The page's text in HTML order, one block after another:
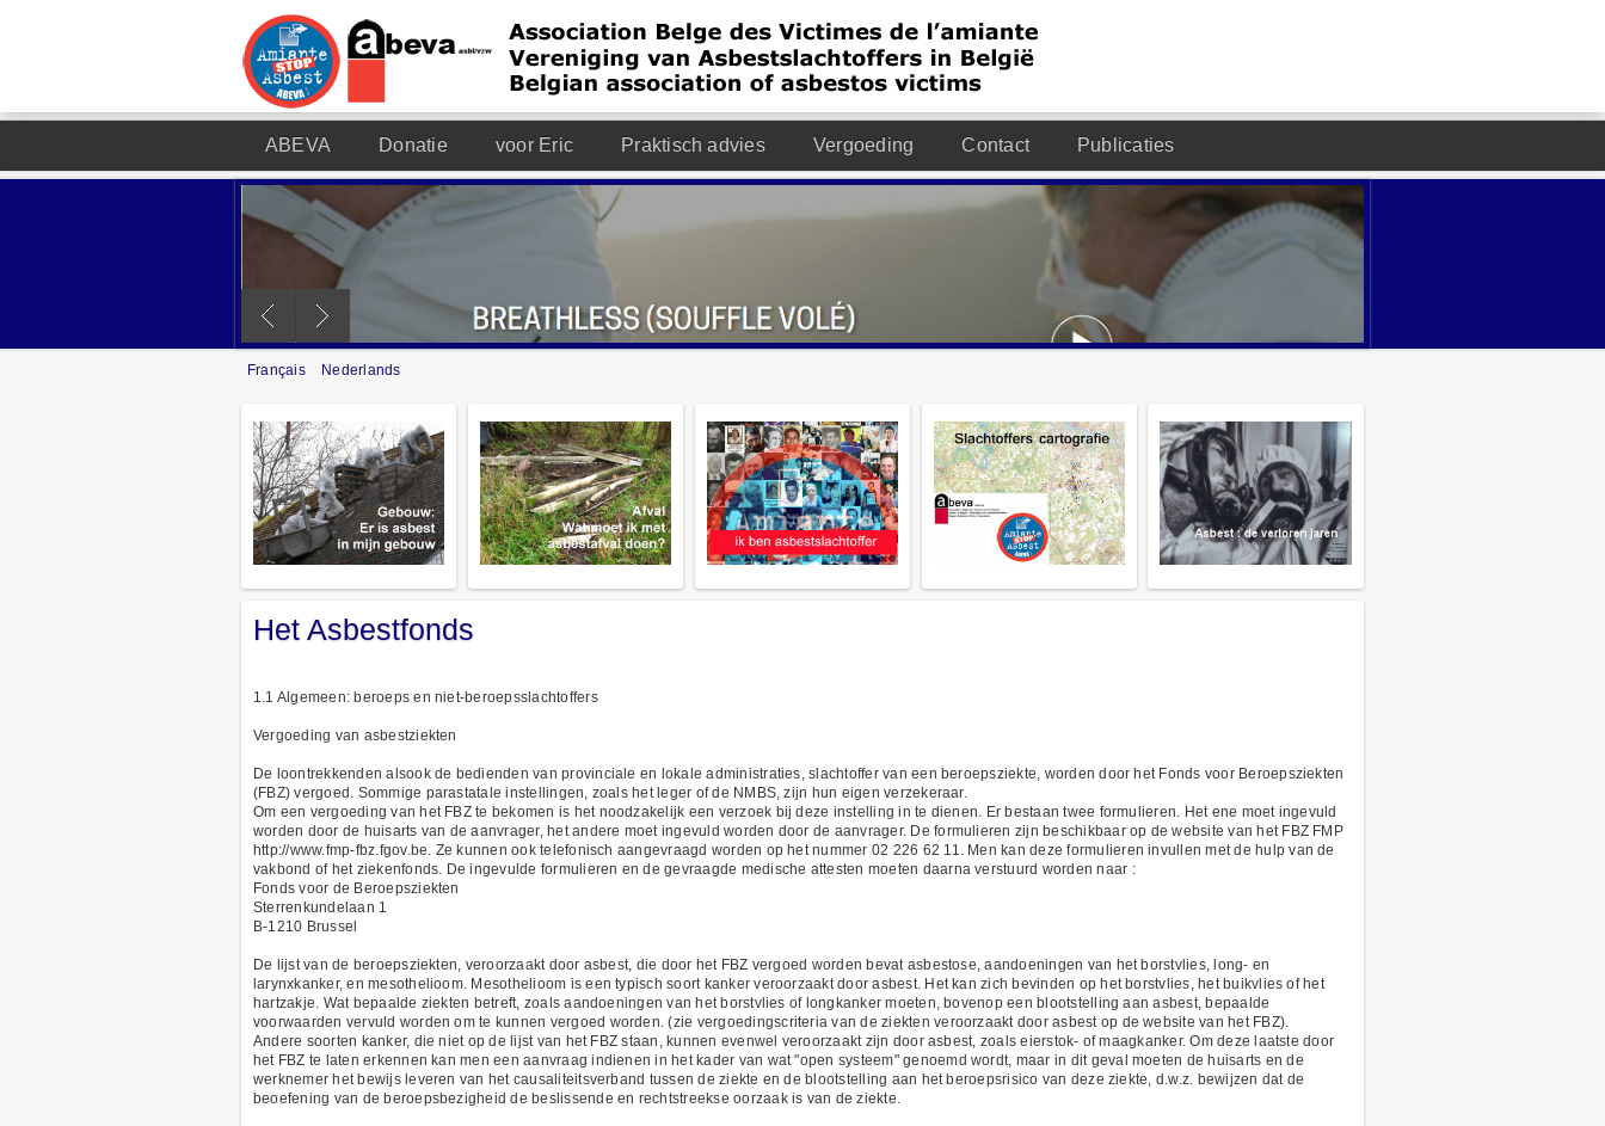
ABEVA Donatie voor Eric Praktisch advies Vergoeding Contact Publicaties
Français Nederlands
Het Asbestfonds
1.1 Algemeen: beroeps en niet-beroepsslachtoffers
Vergoeding van asbestziekten
De loontrekkenden alsook de bedienden van provinciale en lokale administraties, slachtoffer van een beroepsziekte, worden door het Fonds voor Beroepsziekten
(FBZ) vergoed. Sommige parastatale instellingen, zoals het leger of de NMBS, zijn hun eigen verzekeraar.
Om een vergoeding van het FBZ te bekomen is het noodzakelijk een verzoek bij deze instelling in te dienen. Er bestaan twee formulieren. Het ene moet ingevuld
worden door de huisarts van de aanvrager, het andere moet ingevuld worden door de aanvrager. De formulieren zijn beschikbaar op de website van het FBZ FMP
http://www.fmp-fbz.fgov.be. Ze kunnen ook telefonisch aangevraagd worden op het nummer 02 226 62 11. Men kan deze formulieren invullen met de hulp van de
vakbond of het ziekenfonds. De ingevulde formulieren en de gevraagde medische attesten moeten daarna verstuurd worden naar :
Fonds voor de Beroepsziekten
Sterrenkundelaan 1
B-1210 Brussel
De lijst van de beroepsziekten, veroorzaakt door asbest, die door het FBZ vergoed worden bevat asbestose, aandoeningen van het borstvlies, long- en
larynxkanker, en mesothelioom. Mesothelioom is een typisch soort kanker veroorzaakt door asbest. Het kan zich bevinden op het borstvlies, het buikvlies of het
hartzakje. Wat bepaalde ziekten betreft, zoals aandoeningen van het borstvlies of longkanker moeten, bovenop een blootstelling aan asbest, bepaalde
voorwaarden vervuld worden om te kunnen vergoed worden. (zie vergoedingscriteria van de ziekten veroorzaakt door asbest op de website van het FBZ).
Andere soorten kanker, die niet op de lijst van het FBZ staan, kunnen evenwel veroorzaakt zijn door asbest, zoals eierstok- of maagkanker. Om deze laatste door
het FBZ te laten erkennen kan men een aanvraag indienen in het kader van wat "open systeem" genoemd wordt, maar in dit geval moeten de huisarts en de
werknemer het bewijs leveren van het causaliteitsverband tussen de ziekte en de blootstelling aan het beroepsrisico van deze ziekte, d.w.z. bewijzen dat de
beoefening van de beroepsbezigheid de beslissende en rechtstreekse oorzaak is van de ziekte.